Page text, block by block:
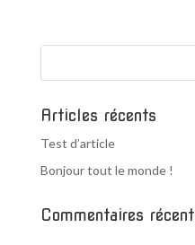
Articles récents
Test d’article
Bonjour tout le monde !
Commentaires